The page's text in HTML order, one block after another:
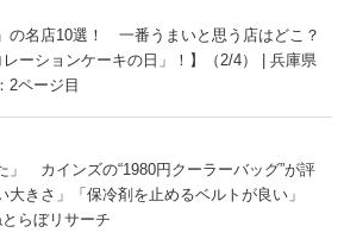
の名店10選！ 一番うまいと思う店はどこ？
レーションケーキの日」！】（2/4） | 兵庫県
2ページ目
」 カインズの“1980円クーラーバッグ”が評
きさ」「保冷剤を止めるベルトが良い」
とらぼリサーチ